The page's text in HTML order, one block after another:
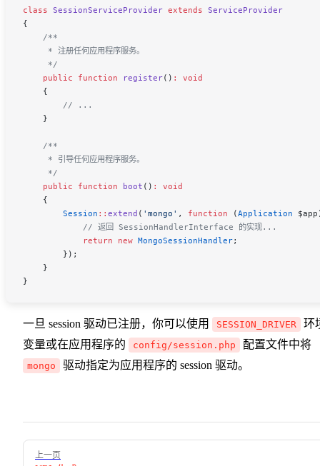
class SessionServiceProvider extends ServiceProvider
{
    /**
     * 注册任何应用程序服务。
     */
    public
function register() :
void
    {
        // ...
    }
    /**
     * 引导任何应用程序服务。
     */
    public
function boot () :
void
    {
        Session
:: extend ( 'mongo' , function (Application $app
            // 返回 SessionHandlerInterface 的实现...
            return
new MongoSessionHandler;
        });
    }
}
一旦 session 驱动已注册，你可以使用 SESSION_DRIVER
环
变量或在应用程序的
config/session.php 配置文件中将
mongo 驱动指定为应用程序的 session 驱动。
Pager
上一页